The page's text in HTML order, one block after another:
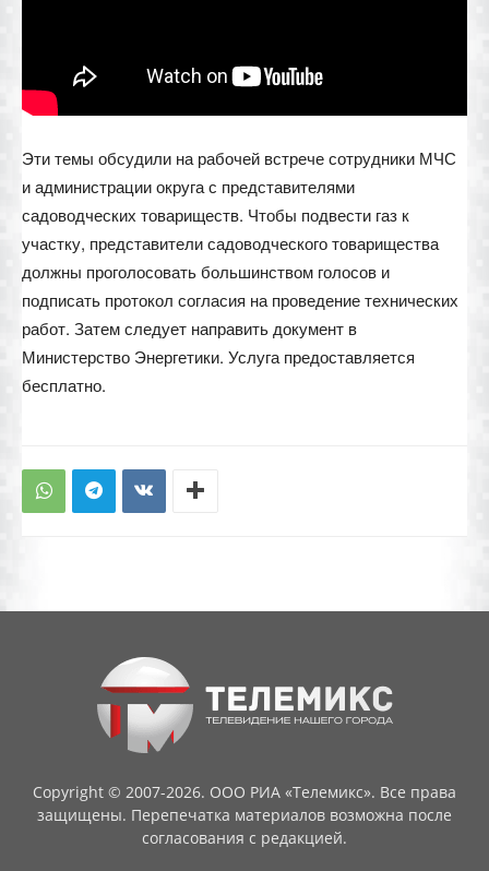
Эти темы обсудили на рабочей встрече сотрудники МЧС
и администрации округа с представителями
садоводческих товариществ. Чтобы подвести газ к
участку, представители садоводческого товарищества
должны проголосовать большинством голосов и
подписать протокол согласия на проведение технических
работ. Затем следует направить документ в
Министерство Энергетики. Услуга предоставляется
бесплатно.
Copyright © 2007-2026. ООО РИА «Телемикс». Все права
защищены. Перепечатка материалов возможна после
согласования с редакцией.